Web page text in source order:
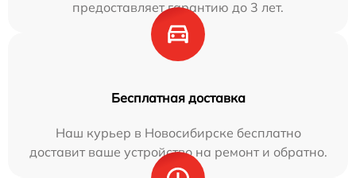
предоставляет гарантию до 3 лет.
Бесплатная доставка
Наш курьер в Новосибирске бесплатно
доставит ваше устройство на ремонт и обратно.